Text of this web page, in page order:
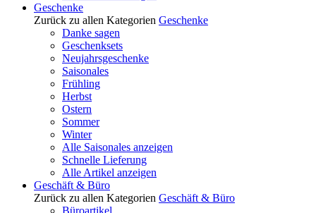
Geschenke
Zurück zu allen Kategorien Geschenke
Danke sagen
Geschenksets
Neujahrsgeschenke
Saisonales
Frühling
Herbst
Ostern
Sommer
Winter
Alle Saisonales anzeigen
Schnelle Lieferung
Alle Artikel anzeigen
Geschäft & Büro
Zurück zu allen Kategorien Geschäft & Büro
Büroartikel